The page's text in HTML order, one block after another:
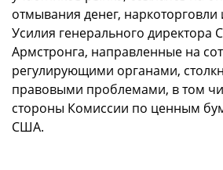
отмывания денег,
Усилия генерального директора
Армстронга, направленные на
регулирующими органами,
правовыми проблемами, в том
стороны Комиссии по ценным
США.